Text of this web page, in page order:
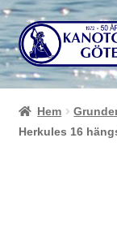
Hoppa
till
navigering
Hoppa
till
innehåll
Hem
Herkules 16